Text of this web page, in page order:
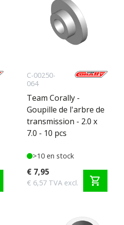
C-00250-
064
Team Corally -
Goupille de l'arbre de
transmission - 2.0 x
7.0 - 10 pcs
>10 en stock
€ 7,95
€ 6,57 TVA excl. shopping_cart